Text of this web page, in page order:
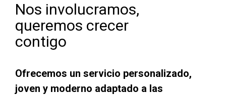
Nos involucramos,
queremos crecer
contigo
Ofrecemos un servicio personalizado,
joven y moderno adaptado a las